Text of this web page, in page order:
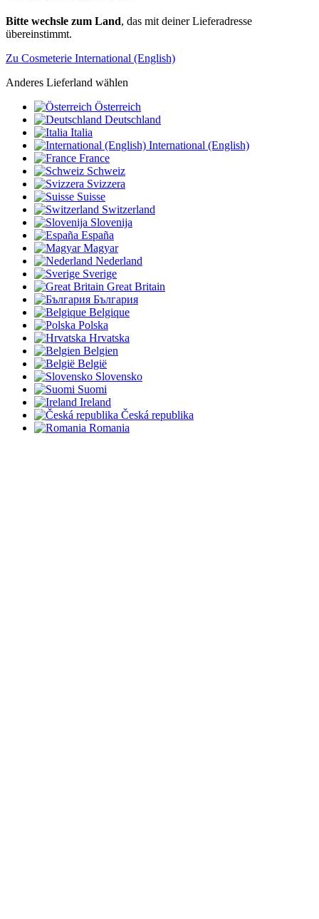
Bitte wechsle zum Land, das mit deiner Lieferadresse
übereinstimmt.
Zu Cosmeterie International (English)
Anderes Lieferland wählen
Österreich
Deutschland
Italia
International (English)
France
Schweiz
Svizzera
Suisse
Switzerland
Slovenija
España
Magyar
Nederland
Sverige
Great Britain
България
Belgique
Polska
Hrvatska
Belgien
België
Slovensko
Suomi
Ireland
Česká republika
Romania